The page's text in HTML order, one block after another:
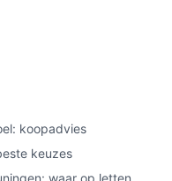
koopadvies
keuzes
waar op letten